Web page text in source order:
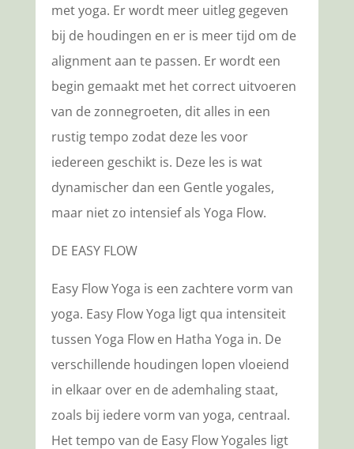
met yoga. Er wordt meer uitleg gegeven
bij de houdingen en er is meer tijd om de
alignment aan te passen. Er wordt een
begin gemaakt met het correct uitvoeren
van de zonnegroeten, dit alles in een
rustig tempo zodat deze les voor
iedereen geschikt is. Deze les is wat
dynamischer dan een Gentle yogales,
maar niet zo intensief als Yoga Flow.
DE EASY FLOW
Easy Flow Yoga is een zachtere vorm van
yoga. Easy Flow Yoga ligt qua intensiteit
tussen Yoga Flow en Hatha Yoga in. De
verschillende houdingen lopen vloeiend
in elkaar over en de ademhaling staat,
zoals bij iedere vorm van yoga, centraal.
Het tempo van de Easy Flow Yogales ligt